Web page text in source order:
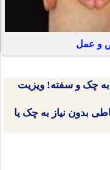
و عمل
به چک و سفته! ویزیت
بدون نیاز به چک یا